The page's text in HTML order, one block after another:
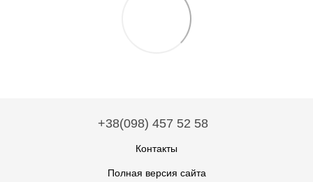
+38(098) 457 52 58
Контакты
Полная версия сайта